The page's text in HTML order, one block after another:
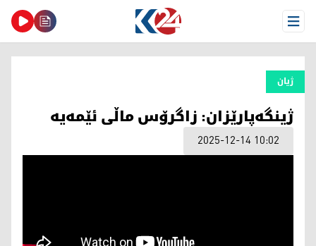
Open Menu
ژیان
ژینگەپارێزان: زاگرۆس ماڵی ئێمەیە
2025-12-14 10:02